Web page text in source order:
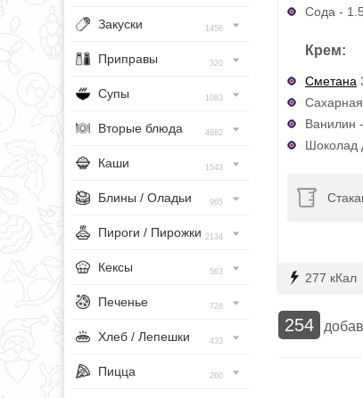
Закуски 1456
Приправы 320
Супы 1083
Вторые блюда 4682
Каши 1543
Блины / Оладьи 965
Пироги / Пирожки 2134
Кексы 563
Печенье 728
Хлеб / Лепешки 433
Пицца 260
Сода -
Крем:
Сметана
Ванилин
Шоколад
277 кКал
254